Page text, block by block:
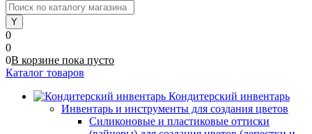
0
0
0В корзине пока пусто
Каталог товаров
Кондитерский инвентарь
Инвентарь и инструменты для создания цветов
Силиконовые и пластиковые оттиски